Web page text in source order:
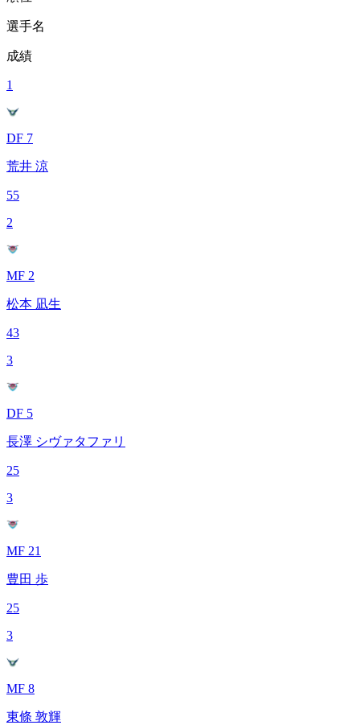
選手名
成績
1
DF 7
荒井 涼
55
2
MF 2
松本 凪生
43
3
DF 5
長澤 シヴァタファリ
25
3
MF 21
豊田 歩
25
3
MF 8
東條 敦輝